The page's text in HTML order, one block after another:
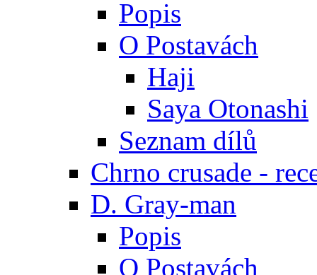
Popis
O Postavách
Haji
Saya Otonashi
Seznam dílů
Chrno crusade -
D. Gray-man
Popis
O Postavách